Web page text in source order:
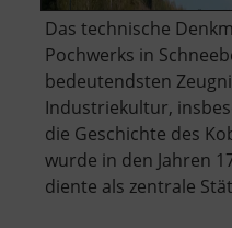
Das technische
Pochwerks in
bedeutendsten
Industriekultur,
die Geschichte des
wurde in den Jahren
diente als zentrale